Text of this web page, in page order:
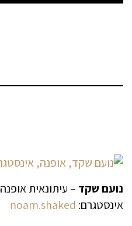
נועם שקד – עיתונאית אופנה
אינסטגרם: noam.shaked